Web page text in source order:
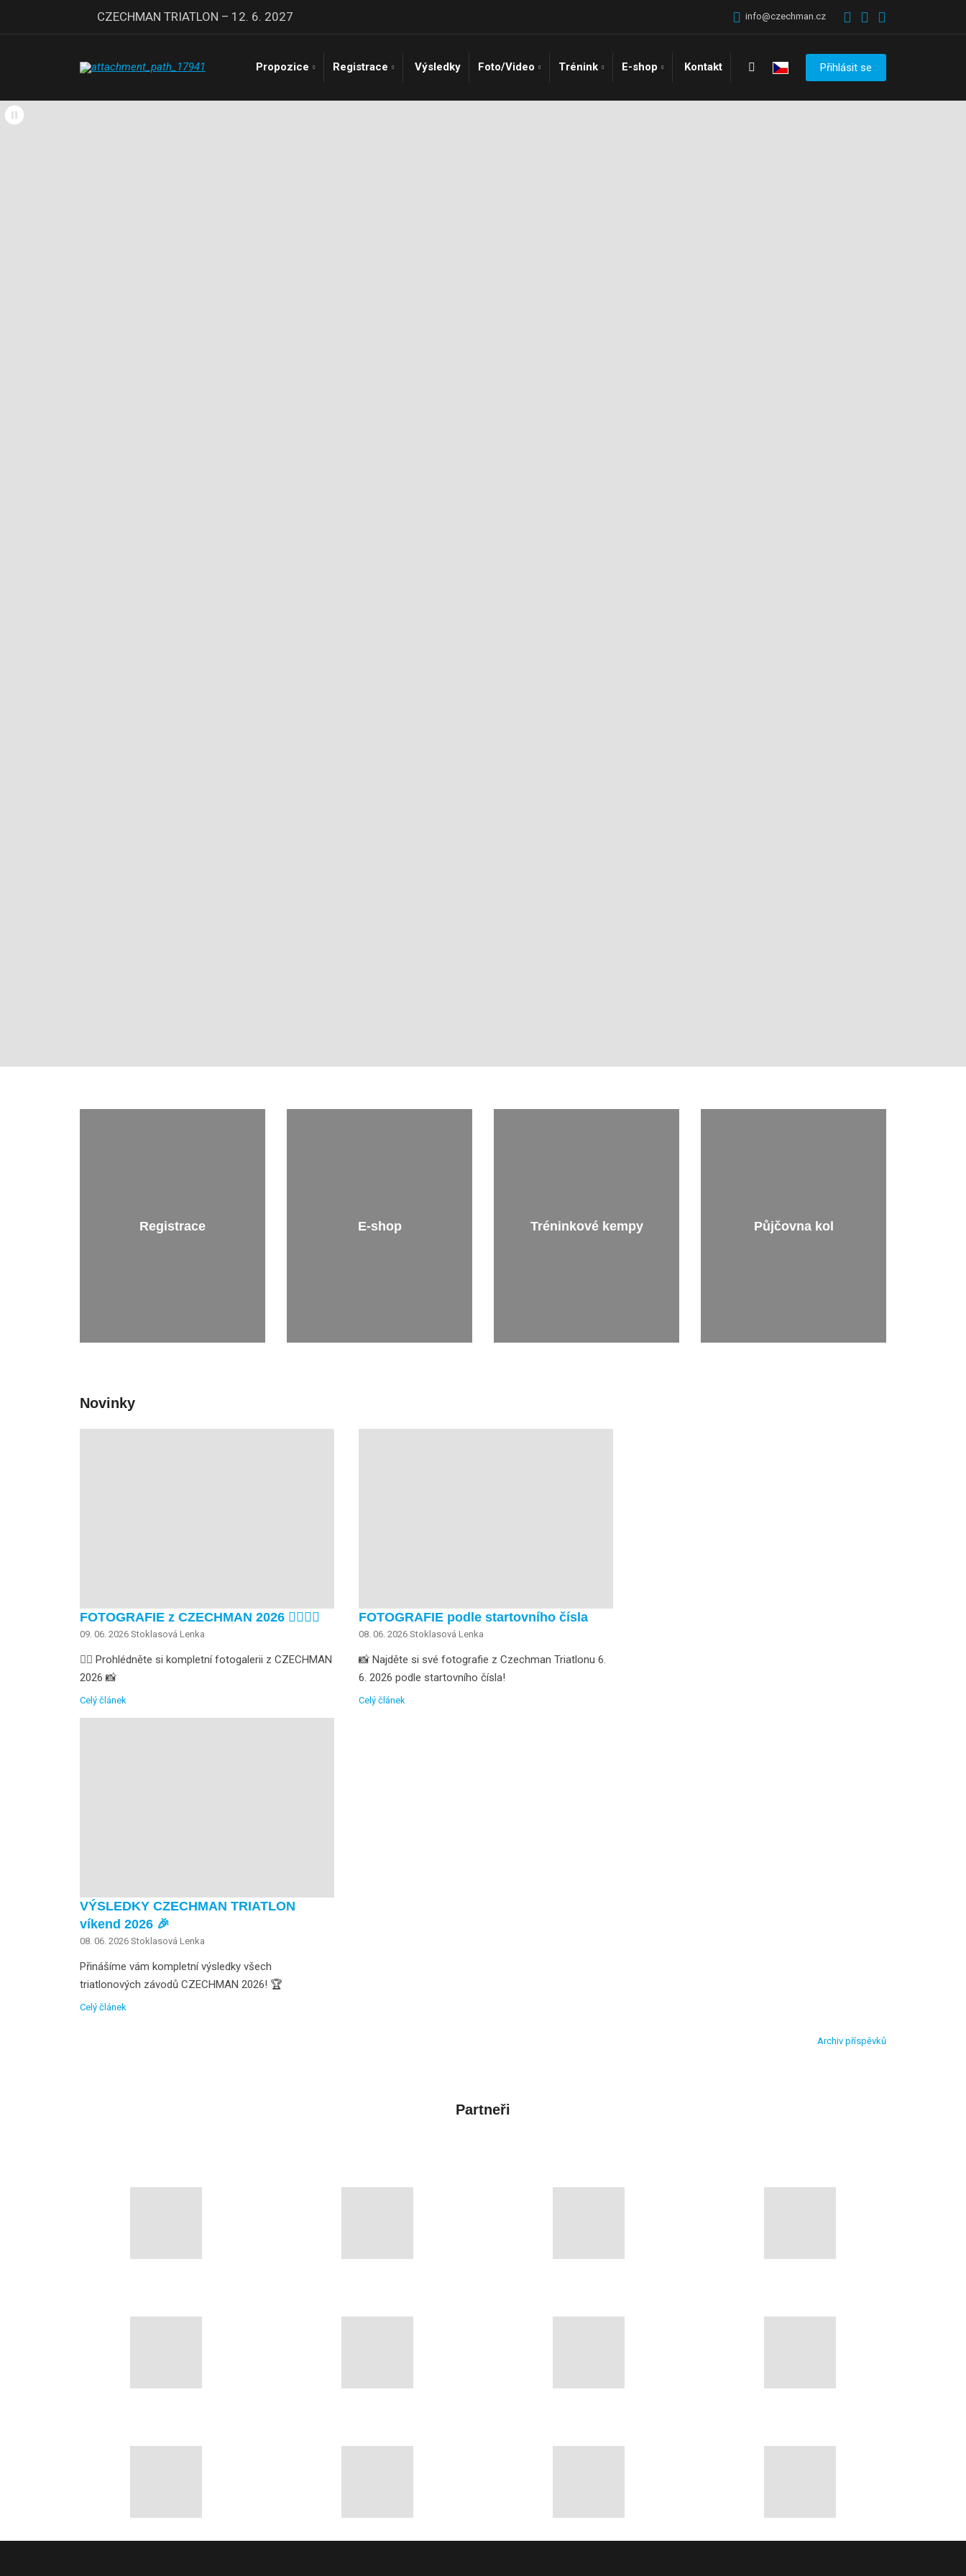
CZECHMAN TRIATLON – 12. 6. 2027 info@czechman.cz
Propozice Registrace Výsledky Foto/Video Trénink E-shop Kontakt Vyhledávání Přihlásit se
stránka
Registrace E-shop Tréninkové kempy Půjčovna kol
Novinky
FOTOGRAFIE z CZECHMAN 2026 🏊🏻🚴🏃
09. 06. 2026 Stoklasová Lenka
👉🏻 Prohlédněte si kompletní fotogalerii z CZECHMAN
2026 📸
Celý článek
FOTOGRAFIE podle startovního čísla
08. 06. 2026 Stoklasová Lenka
📸 Najděte si své fotografie z Czechman Triatlonu 6.
6. 2026 podle startovního čísla!
Celý článek
VÝSLEDKY CZECHMAN TRIATLON
víkend 2026 🎉
08. 06. 2026 Stoklasová Lenka
Přinášíme vám kompletní výsledky všech
triatlonových závodů CZECHMAN 2026! 🏆
Celý článek
Archiv příspěvků
Partneři